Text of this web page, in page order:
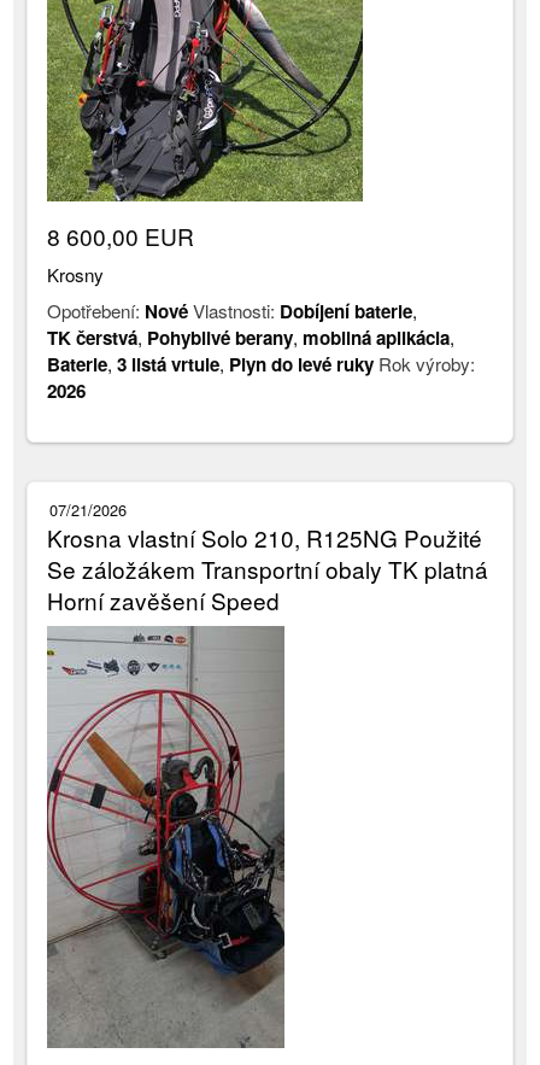
8 600,00 EUR
Krosny
Opotřebení: NovéVlastnosti: Dobíjení baterie,
TK čerstvá, Pohyblivé berany, mobilná aplikácia,
Baterie,3 listá vrtule, Plyn do levé ruky Rok výroby:
2026
07/21/2026
Krosna vlastní Solo 210, R125NG Použité
Se záložákem Transportní obaly TK platná
Horní zavěšení Speed